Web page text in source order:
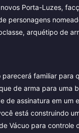
Porta-Luzes,
personagens
arquétipo de
familiar
de arma para
de assinatura em
está construindo
Vácuo para